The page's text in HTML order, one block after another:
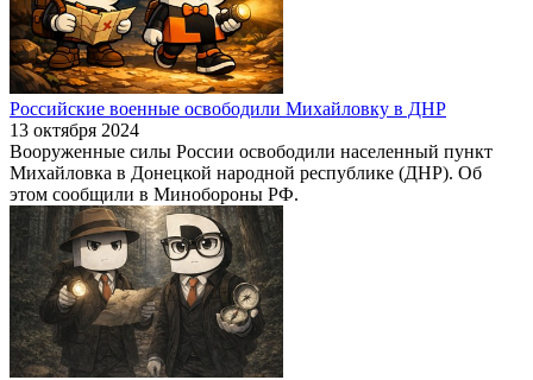
Российские военные освободили Михайловку в ДНР
13 октября 2024
Вооруженные силы России освободили населенный пункт
Михайловка в Донецкой народной республике (ДНР). Об
этом сообщили в Минобороны РФ.